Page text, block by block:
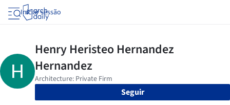
Iniciar sessão
Seguir